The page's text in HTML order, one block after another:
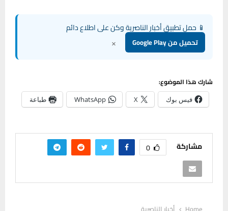
📱 حمل تطبيق أخبار الناصرية وكن على اطلاع دائم
تحميل من Google Play ×
شارك هذا الموضوع:
فيس بوك X
WhatsApp طباعة
مشاركة 0